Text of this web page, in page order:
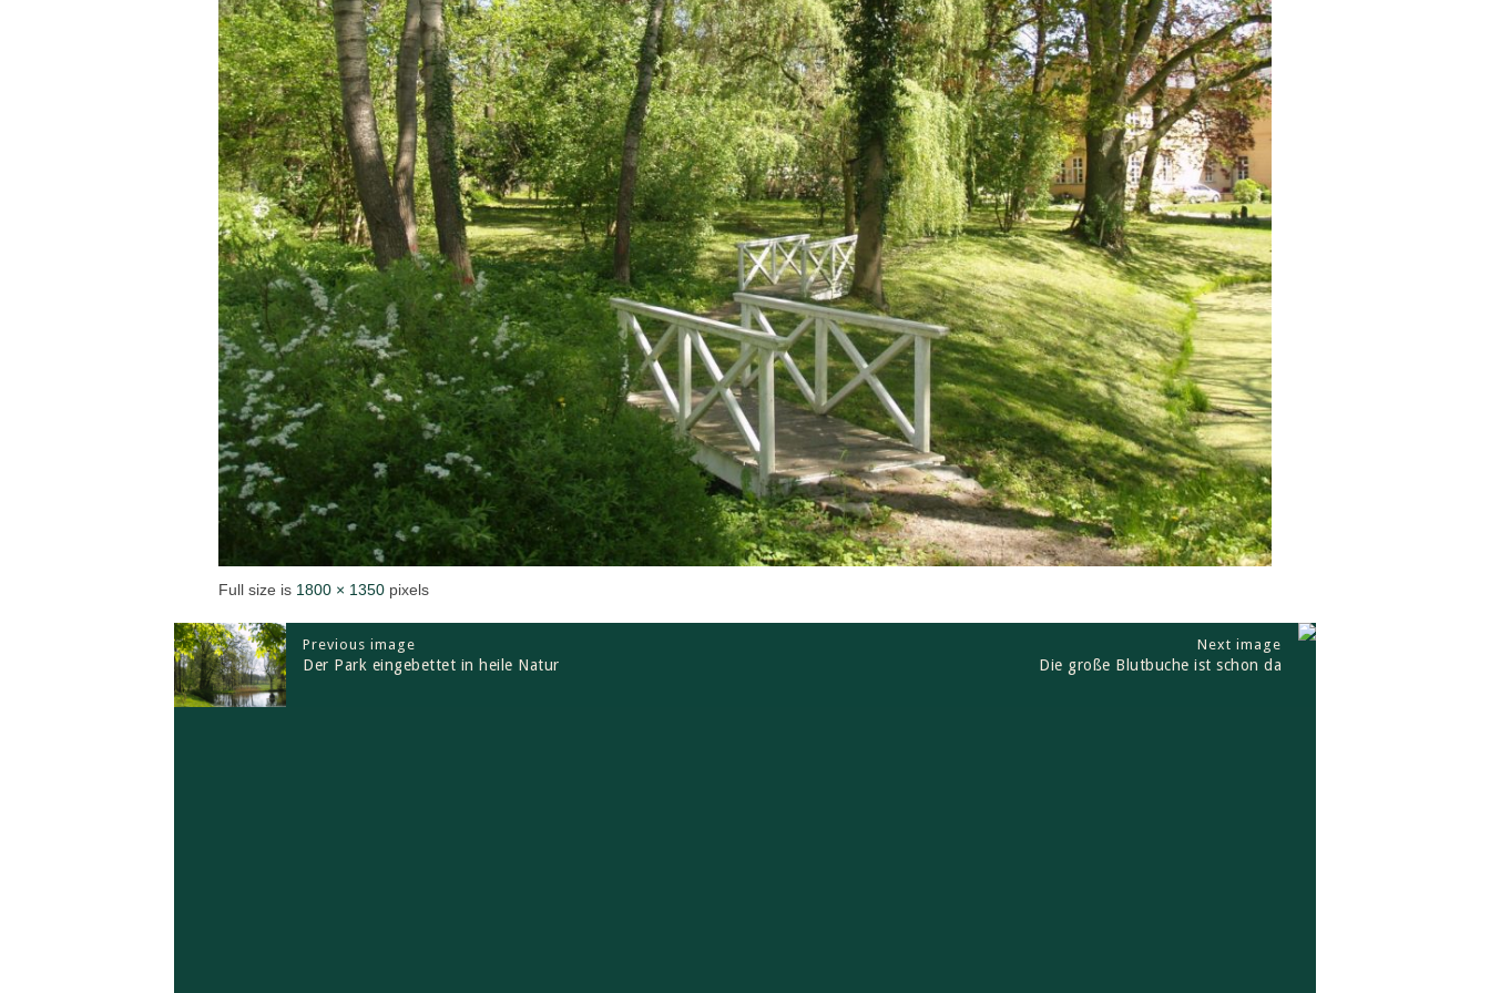
Full size is 1800 × 1350 pixels
Previous image
Der Park eingebettet in heile Natur
Next image
Die große Blutbuche ist schon da